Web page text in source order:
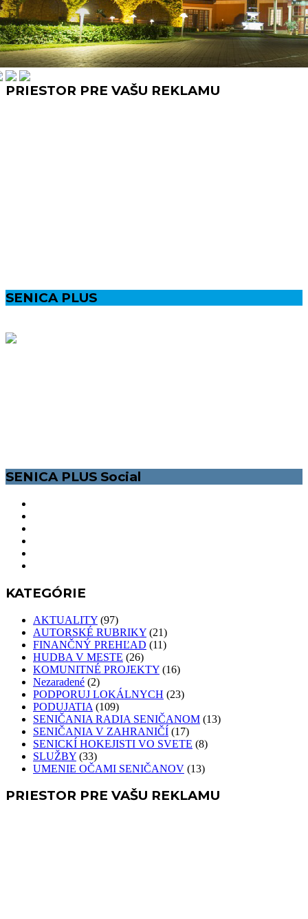
PRIESTOR PRE VAŠU REKLAMU
SENICA PLUS
SENICA PLUS Social
KATEGÓRIE
AKTUALITY (97)
AUTORSKÉ RUBRIKY (21)
FINANČNÝ PREHĽAD (11)
HUDBA V MESTE (26)
KOMUNITNÉ PROJEKTY (16)
Nezaradené (2)
PODPORUJ LOKÁLNYCH (23)
PODUJATIA (109)
SENIČANIA RADIA SENIČANOM (13)
SENIČANIA V ZAHRANIČÍ (17)
SENICKÍ HOKEJISTI VO SVETE (8)
SLUŽBY (33)
UMENIE OČAMI SENIČANOV (13)
PRIESTOR PRE VAŠU REKLAMU